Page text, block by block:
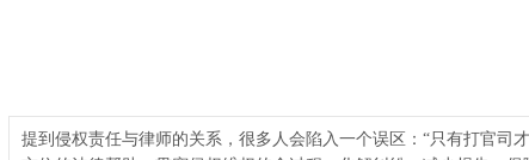
提到侵权责任与律师的关系，很多人会陷入一个误区：“只有打官司